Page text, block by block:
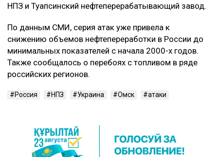
НПЗ и Туапсинский нефтеперерабатывающий завод.
По данным СМИ, серия атак уже привела к
снижению объемов нефтепереработки в России до
минимальных показателей с начала 2000-х годов.
Также сообщалось о перебоях с топливом в ряде
российских регионов.
Россия НПЗ Украина Омск атаки